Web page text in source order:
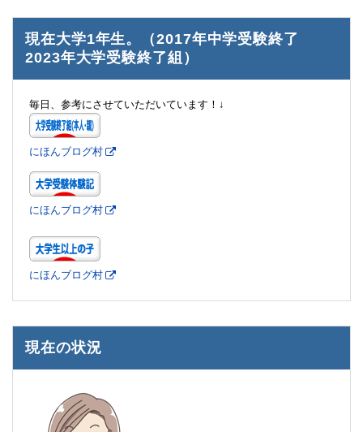
現在大学1年生。（2017年中学受験終了
2023年大学受験終了組）
毎日、参考にさせていただいています！↓
にほんブログ村
にほんブログ村
にほんブログ村
現在の状況